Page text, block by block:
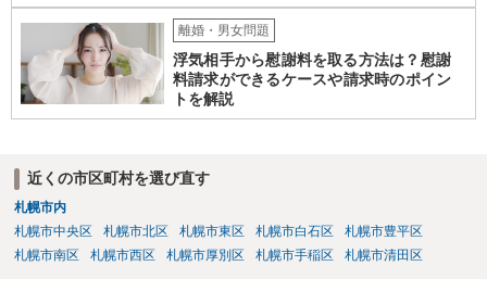
離婚・男女問題
浮気相手から慰謝料を取る方法は？慰謝
料請求ができるケースや請求時のポイン
トを解説
近くの市区町村を選び直す
札幌市内
札幌市中央区
札幌市北区 札幌市東区 札幌市白石区
札幌市豊平区
札幌市南区
札幌市西区 札幌市厚別区 札幌市手稲区 札幌市清田区